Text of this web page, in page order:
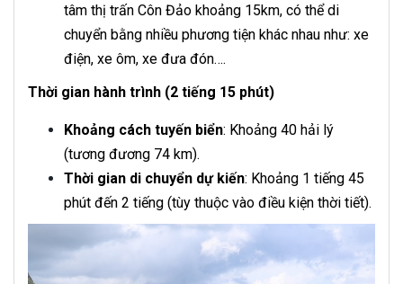
tâm thị trấn Côn Đảo khoảng 15km, có thể di
chuyển bằng nhiều phương tiện khác nhau như: xe
điện, xe ôm, xe đưa đón….
Thời gian hành trình (2 tiếng 15 phút)
Khoảng cách tuyến biển: Khoảng 40 hải lý
(tương đương 74 km).
Thời gian di chuyển dự kiến: Khoảng 1 tiếng 45
phút đến 2 tiếng (tùy thuộc vào điều kiện thời tiết).